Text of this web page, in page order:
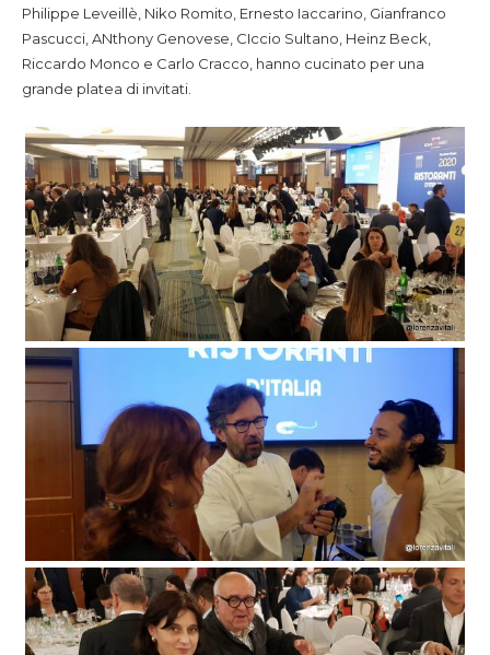
Philippe Leveillè, Niko Romito, Ernesto Iaccarino, Gianfranco
Pascucci, ANthony Genovese, CIccio Sultano, Heinz Beck,
Riccardo Monco e Carlo Cracco, hanno cucinato per una
grande platea di invitati.